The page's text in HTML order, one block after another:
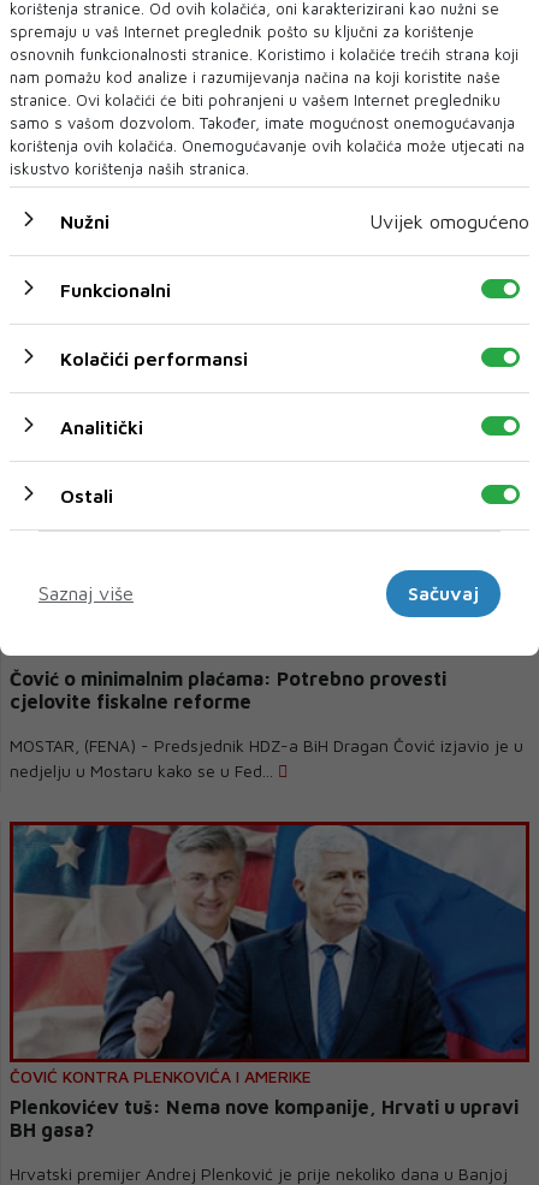
MILANOVIĆA - POHVALIO
njegov rat
BiH Dragana Čovića o Zo...
Čović o minimalnim plaćama: Potrebno provesti
cjelovite fiskalne reforme
MOSTAR, (FENA) - Predsjednik HDZ-a BiH Dragan Čović izjavio je u
nedjelju u Mostaru kako se u Fed...
ČOVIĆ KONTRA PLENKOVIĆA I AMERIKE
Plenkovićev tuš: Nema nove kompanije, Hrvati u upravi
BH gasa?
Hrvatski premijer Andrej Plenković je prije nekoliko dana u Banjoj
korištenja stranice. Od ovih kolačića, oni karakterizirani kao nužni se
spremaju u vaš Internet preglednik pošto su ključni za korištenje
osnovnih funkcionalnosti stranice. Koristimo i kolačiće trećih strana koji
nam pomažu kod analize i razumijevanja načina na koji koristite naše
stranice. Ovi kolačići će biti pohranjeni u vašem Internet pregledniku
samo s vašom dozvolom. Također, imate mogućnost onemogućavanja
korištenja ovih kolačića. Onemogućavanje ovih kolačića može utjecati na
iskustvo korištenja naših stranica.
Nužni Uvijek omogućeno
Funkcionalni
Kolačići performansi
Analitički
Ostali
Saznaj više
Sačuvaj